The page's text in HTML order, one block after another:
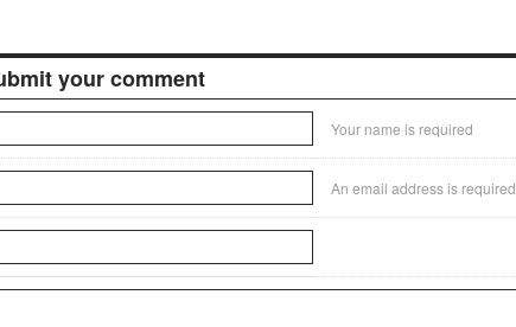
your comment
Your name is required
An email address is required